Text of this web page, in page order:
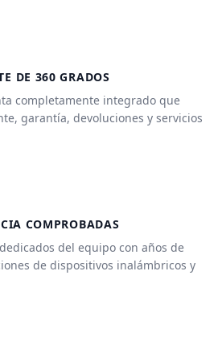
DE 360 GRADOS
completamente integrado que
garantía, devoluciones y servicios
COMPROBADAS
del equipo con años de
de dispositivos inalámbricos y